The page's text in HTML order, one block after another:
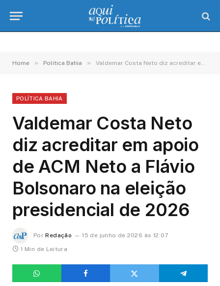
Home » Política Bahia » Valdemar Costa Neto diz acreditar em apoio de ACM Neto a Flávio Bolsonaro na eleição presidencial de 2026
POLÍTICA BAHIA
Valdemar Costa Neto
diz acreditar em apoio
de ACM Neto a Flávio
Bolsonaro na eleição
presidencial de 2026
Por Redação
15 de junho de 2026 às 12:07
1 Min de Leitura